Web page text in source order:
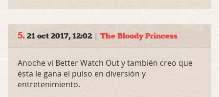
5. 21 oct 2017, 12:02 | The Bloody Princess
Anoche vi Better Watch Out y también creo que
ésta le gana el pulso en diversión y
entretenimiento.